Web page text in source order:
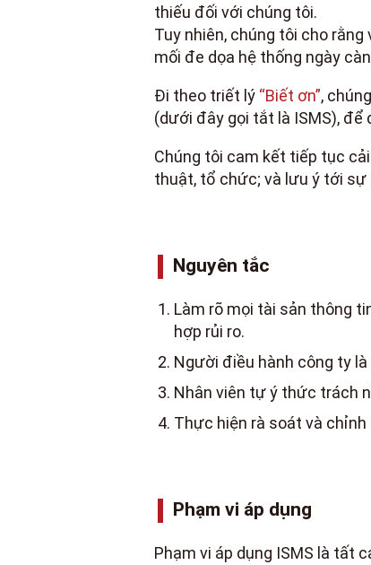
thiếu đối với chúng tôi.
Tuy nhiên, chúng tôi cho
mối đe dọa hệ thống ngày
Đi theo triết lý “Biết ơn”,
(dưới đây gọi tắt là ISMS),
Chúng tôi cam kết tiếp tục
thuật, tổ chức; và lưu ý tới sự
Nguyên tắc
Làm rõ mọi tài sản thông
hợp rủi ro.
Người điều hành công ty
Nhân viên tự ý thức trách
Thực hiện rà soát và
Phạm vi áp dụng
Phạm vi áp dụng ISMS là tất